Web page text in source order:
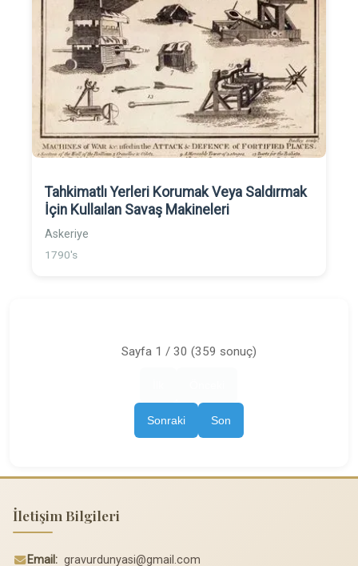
Tahkimatlı Yerleri Korumak Veya Saldırmak
İçin Kullaılan Savaş Makineleri
Askeriye
1790's
Sayfa 1 / 30 (359 sonuç)
Sonraki Son
İletişim Bilgileri
Email: gravurdunyasi@gmail.com